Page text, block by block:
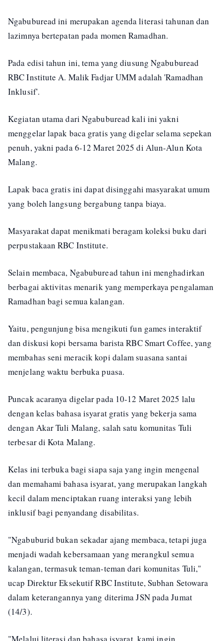
Ngabuburead ini merupakan agenda literasi tahunan dan
lazimnya bertepatan pada momen Ramadhan.
Pada edisi tahun ini, tema yang diusung Ngabuburead
RBC Institute A. Malik Fadjar UMM adalah 'Ramadhan
Inklusif'.
Kegiatan utama dari Ngabuburead kali ini yakni
menggelar lapak baca gratis yang digelar selama sepekan
penuh, yakni pada 6-12 Maret 2025 di Alun-Alun Kota
Malang.
Lapak baca gratis ini dapat disinggahi masyarakat umum
yang boleh langsung bergabung tanpa biaya.
Masyarakat dapat menikmati beragam koleksi buku dari
perpustakaan RBC Institute.
Selain membaca, Ngabuburead tahun ini menghadirkan
berbagai aktivitas menarik yang memperkaya pengalaman
Ramadhan bagi semua kalangan.
Yaitu, pengunjung bisa mengikuti fun games interaktif
dan diskusi kopi bersama barista RBC Smart Coffee, yang
membahas seni meracik kopi dalam suasana santai
menjelang waktu berbuka puasa.
Puncak acaranya digelar pada 10-12 Maret 2025 lalu
dengan kelas bahasa isyarat gratis yang bekerja sama
dengan Akar Tuli Malang, salah satu komunitas Tuli
terbesar di Kota Malang.
Kelas ini terbuka bagi siapa saja yang ingin mengenal
dan memahami bahasa isyarat, yang merupakan langkah
kecil dalam menciptakan ruang interaksi yang lebih
inklusif bagi penyandang disabilitas.
"Ngabuburid bukan sekadar ajang membaca, tetapi juga
menjadi wadah kebersamaan yang merangkul semua
kalangan, termasuk teman-teman dari komunitas Tuli,"
ucap Direktur Eksekutif RBC Institute, Subhan Setowara
dalam keterangannya yang diterima JSN pada Jumat
(14/3).